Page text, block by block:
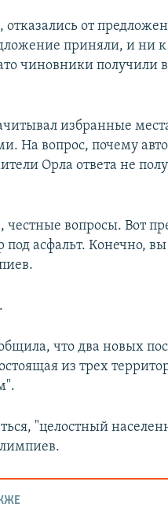
от
приняли, и ни
чиновники получили
избранные
На вопрос, почему
Орла ответа не
вопросы. Вот
под асфальт. Конечно,
что два новых
из трех
"целостный